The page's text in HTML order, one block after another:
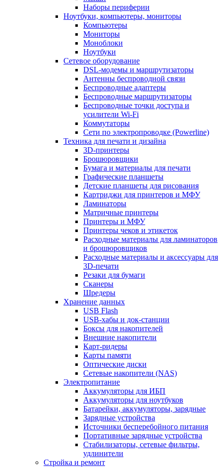
Наборы периферии
Ноутбуки, компьютеры, мониторы
Компьютеры
Мониторы
Моноблоки
Ноутбуки
Сетевое оборудование
DSL-модемы и маршрутизаторы
Антенны беспроводной связи
Беспроводные адаптеры
Беспроводные маршрутизаторы
Беспроводные точки доступа и
усилители Wi-Fi
Коммутаторы
Сети по электропроводке (Powerline)
Техника для печати и дизайна
3D-принтеры
Брошюровщики
Бумага и материалы для печати
Графические планшеты
Детские планшеты для рисования
Картриджи для принтеров и МФУ
Ламинаторы
Матричные принтеры
Принтеры и МФУ
Принтеры чеков и этикеток
Расходные материалы для ламинаторов
и брошюровщиков
Расходные материалы и аксессуары для
3D-печати
Резаки для бумаги
Сканеры
Шредеры
Хранение данных
USB Flash
USB-хабы и док-станции
Боксы для накопителей
Внешние накопители
Карт-ридеры
Карты памяти
Оптические диски
Сетевые накопители (NAS)
Электропитание
Аккумуляторы для ИБП
Аккумуляторы для ноутбуков
Батарейки, аккумуляторы, зарядные
Зарядные устройства
Источники бесперебойного питания
Портативные зарядные устройства
Стабилизаторы, сетевые фильтры,
удлинители
Стройка и ремонт